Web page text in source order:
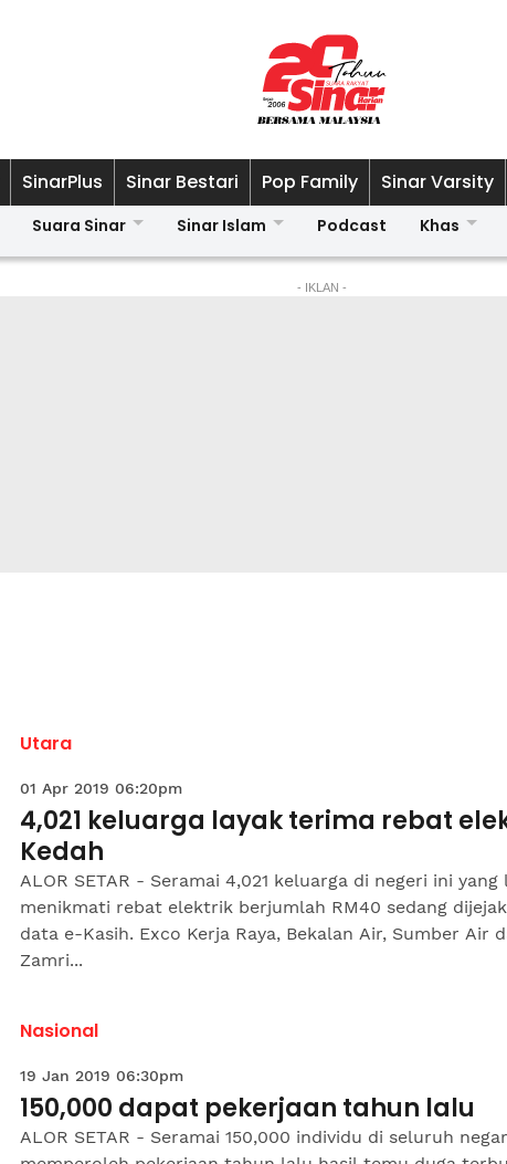
SinarPlus Sinar Bestari Pop Family Sinar Varsity
Suara Sinar Sinar Islam Podcast Khas
- IKLAN -
Utara
01 Apr 2019 06:20pm
4,021 keluarga layak terima rebat
Kedah
ALOR SETAR - Seramai 4,021 keluarga di negeri ini yang
menikmati rebat elektrik berjumlah RM40 sedang
data e-Kasih. Exco Kerja Raya, Bekalan Air, Sumber Air
Zamri...
Nasional
19 Jan 2019 06:30pm
150,000 dapat pekerjaan tahun lalu
ALOR SETAR - Seramai 150,000 individu di seluruh